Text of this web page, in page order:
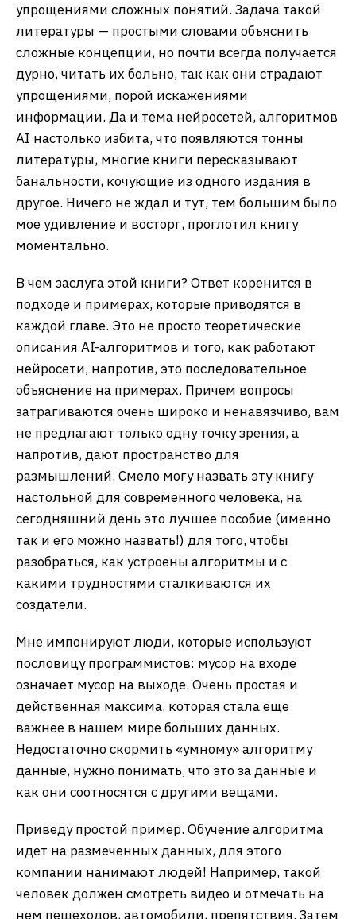
упрощениями сложных понятий. Задача такой
литературы — простыми словами объяснить
сложные концепции, но почти всегда получается
дурно, читать их больно, так как они страдают
упрощениями, порой искажениями
информации. Да и тема нейросетей, алгоритмов
AI настолько избита, что появляются тонны
литературы, многие книги пересказывают
банальности, кочующие из одного издания в
другое. Ничего не ждал и тут, тем большим было
мое удивление и восторг, проглотил книгу
моментально.
В чем заслуга этой книги? Ответ коренится в
подходе и примерах, которые приводятся в
каждой главе. Это не просто теоретические
описания AI-алгоритмов и того, как работают
нейросети, напротив, это последовательное
объяснение на примерах. Причем вопросы
затрагиваются очень широко и ненавязчиво, вам
не предлагают только одну точку зрения, а
напротив, дают пространство для
размышлений. Смело могу назвать эту книгу
настольной для современного человека, на
сегодняшний день это лучшее пособие (именно
так и его можно назвать!) для того, чтобы
разобраться, как устроены алгоритмы и с
какими трудностями сталкиваются их
создатели.
Мне импонируют люди, которые используют
пословицу программистов: мусор на входе
означает мусор на выходе. Очень простая и
действенная максима, которая стала еще
важнее в нашем мире больших данных.
Недостаточно скормить «умному» алгоритму
данные, нужно понимать, что это за данные и
как они соотносятся с другими вещами.
Приведу простой пример. Обучение алгоритма
идет на размеченных данных, для этого
компании нанимают людей! Например, такой
человек должен смотреть видео и отмечать на
нем пешеходов, автомобили, препятствия. Затем